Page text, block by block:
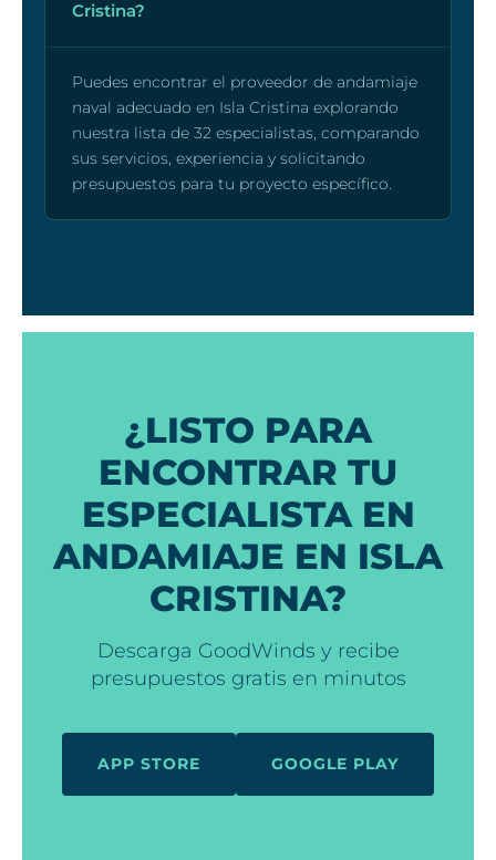
Cristina?
Puedes encontrar el proveedor de andamiaje
naval adecuado en Isla Cristina explorando
nuestra lista de 32 especialistas, comparando
sus servicios, experiencia y solicitando
presupuestos para tu proyecto específico.
¿LISTO PARA
ENCONTRAR TU
ESPECIALISTA EN
ANDAMIAJE EN ISLA
CRISTINA?
Descarga GoodWinds y recibe
presupuestos gratis en minutos
APP STORE GOOGLE PLAY